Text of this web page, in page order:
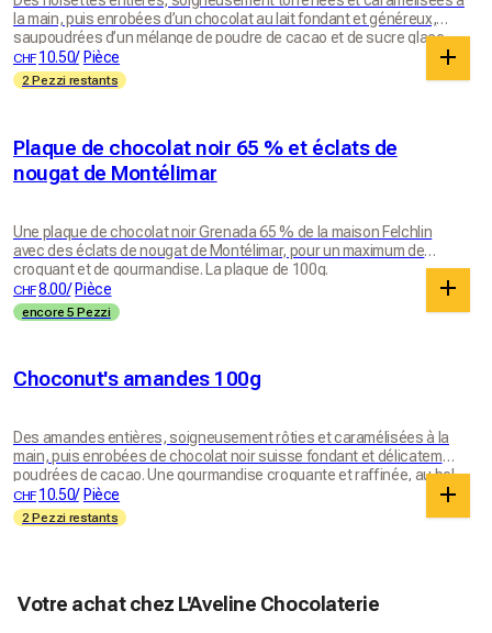
et intense à la fois, où la pécan reste au centre et s'exprime
pleinement, du début à la fin. Elle est conditionnée dans un pot en
verre fabriqué en Suisse par la maison Müller + Krempel SA, d'un
poids d'environ 60 g.
la main, puis enrobées d’un chocolat au lait fondant et généreux,
saupoudrées d’un mélange de poudre de cacao et de sucre glace.
Une gourmandise irrésistible, à la fois croquante et onctueuse.
CHF 10.50/ Pièce
2 Pezzi restants
Plaque de chocolat noir 65 % et éclats de
nougat de Montélimar
Une plaque de chocolat noir Grenada 65 % de la maison Felchlin
avec des éclats de nougat de Montélimar, pour un maximum de
croquant et de gourmandise. La plaque de 100g.
CHF8.00/ Pièce
encore 5 Pezzi
Choconut's amandes 100g
Des amandes entières, soigneusement rôties et caramélisées à la
main, puis enrobées de chocolat noir suisse fondant et délicatement
poudrées de cacao. Une gourmandise croquante et raffinée, au bel
équilibre entre douceur, amertume et intensité. Un plaisir chocolaté à
savourer à tout moment.
CHF 10.50/ Pièce
2 Pezzi restants
Votre achat chez L'Aveline Chocolaterie